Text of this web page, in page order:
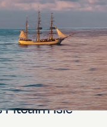
Pitcairn Isle